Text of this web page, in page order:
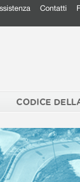
Contatti
CODICE